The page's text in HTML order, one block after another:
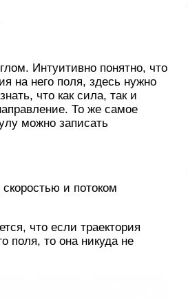
Интуитивно понятно, что
на него поля, здесь нужно
что как сила, так и
То же самое
можно записать
и потоком
что если траектория
поля, то она никуда не